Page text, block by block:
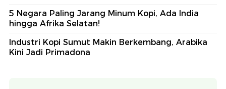
5 Negara Paling Jarang Minum Kopi, Ada India
hingga Afrika Selatan!
Industri Kopi Sumut Makin Berkembang, Arabika
Kini Jadi Primadona